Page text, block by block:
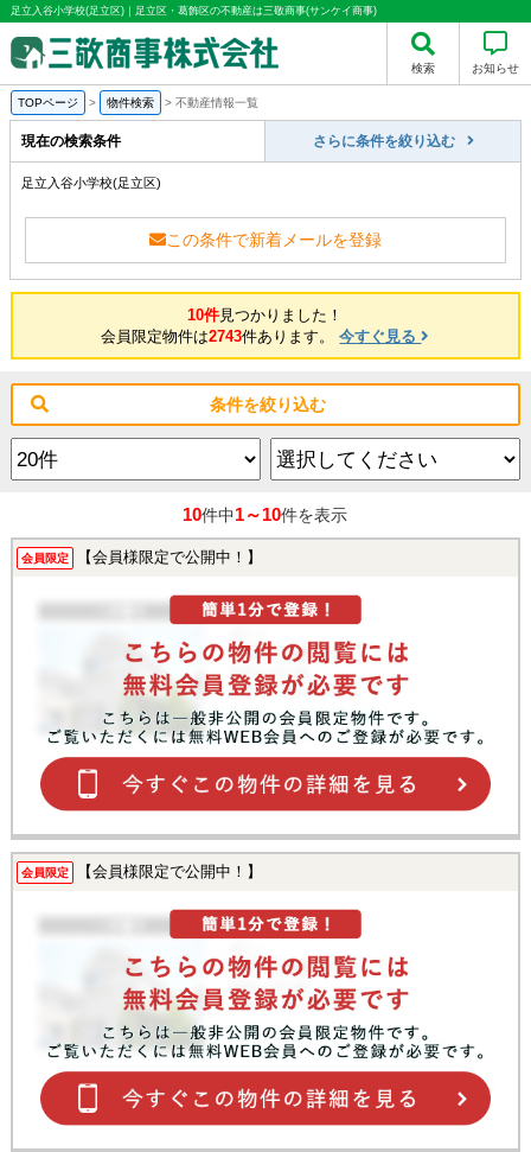
足立入谷小学校(足立区)｜足立区・葛飾区の不動産は三敬商事(サンケイ商事)
検索 お知らせ
TOPページ > 物件検索 > 不動産情報一覧
現在の検索条件 さらに条件を絞り込む
足立入谷小学校(足立区)
この条件で新着メールを登録
10件見つかりました！
会員限定物件は2743件あります。今すぐ見る
条件を絞り込む
10件中1～10件を表示
会員限定 【会員様限定で公開中！】
会員限定 【会員様限定で公開中！】